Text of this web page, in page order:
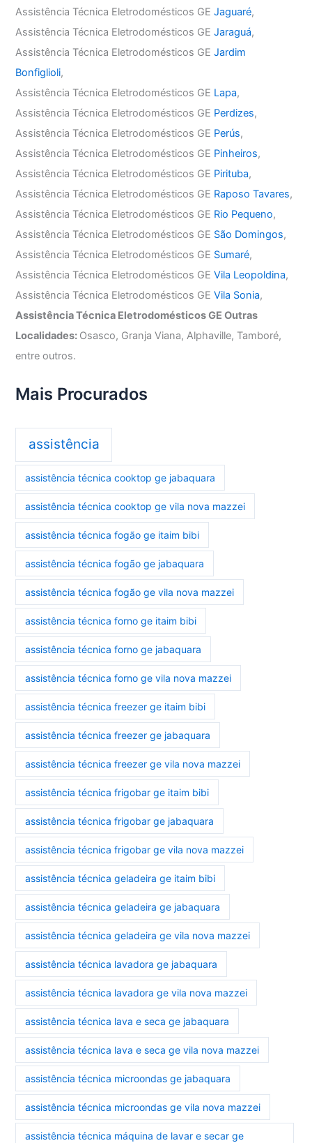
Assistência Técnica Eletrodomésticos GEJaguaré,
Assistência Técnica Eletrodomésticos GEJaraguá,
Assistência Técnica Eletrodomésticos GEJardim
Bonfiglioli,
Assistência Técnica Eletrodomésticos GE Lapa,
Assistência Técnica Eletrodomésticos GE Perdizes,
Assistência Técnica Eletrodomésticos GE Perús,
Assistência Técnica Eletrodomésticos GE Pinheiros,
Assistência Técnica Eletrodomésticos GE Pirituba,
Assistência Técnica Eletrodomésticos GE Raposo Tavares,
Assistência Técnica Eletrodomésticos GE Rio Pequeno,
Assistência Técnica Eletrodomésticos GE São Domingos,
Assistência Técnica Eletrodomésticos GE Sumaré,
Assistência Técnica Eletrodomésticos GEVila Leopoldina,
Assistência Técnica Eletrodomésticos GEVila Sonia,
Assistência Técnica Eletrodomésticos GE Outras
Localidades: Osasco, Granja Viana, Alphaville, Tamboré,
entre outros.
Mais Procurados
assistência
assistência técnica cooktop ge jabaquara
assistência técnica cooktop ge vila nova mazzei
assistência técnica fogão ge itaim bibi
assistência técnica fogão ge jabaquara
assistência técnica fogão ge vila nova mazzei
assistência técnica forno ge itaim bibi
assistência técnica forno ge jabaquara
assistência técnica forno ge vila nova mazzei
assistência técnica freezer ge itaim bibi
assistência técnica freezer ge jabaquara
assistência técnica freezer ge vila nova mazzei
assistência técnica frigobar ge itaim bibi
assistência técnica frigobar ge jabaquara
assistência técnica frigobar ge vila nova mazzei
assistência técnica geladeira ge itaim bibi
assistência técnica geladeira ge jabaquara
assistência técnica geladeira ge vila nova mazzei
assistência técnica lavadora ge jabaquara
assistência técnica lavadora ge vila nova mazzei
assistência técnica lava e seca ge jabaquara
assistência técnica lava e seca ge vila nova mazzei
assistência técnica microondas ge jabaquara
assistência técnica microondas ge vila nova mazzei
assistência técnica máquina de lavar e secar ge